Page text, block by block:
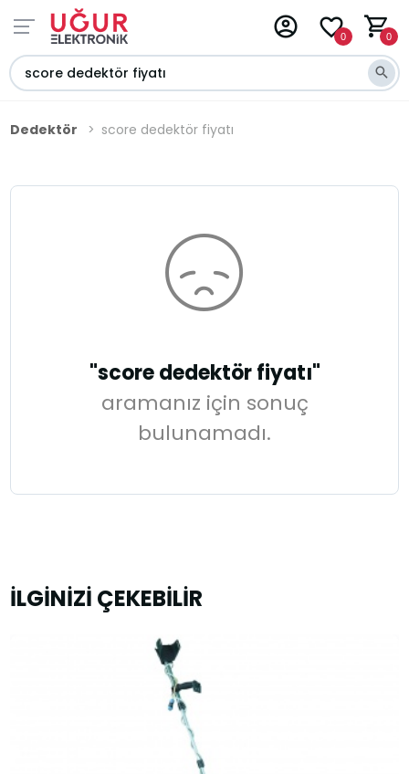
0 0
Dedektör score dedektör fiyatı
"score dedektör fiyatı"
aramanız için sonuç
bulunamadı.
İLGİNİZİ ÇEKEBİLİR